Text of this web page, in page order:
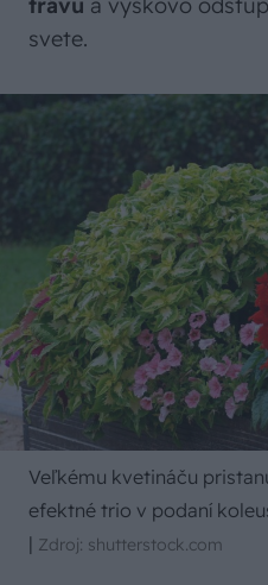
trávu a výškovo
svete.
Veľkému kvetináču
efektné trio v podaní
| Zdroj: shutterstock.com